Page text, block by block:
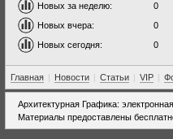
Новых за неделю:
0
Новых вчера:
0
Новых сегодня:
0
Главная | Новости | Статьи | VIP |
Архитектурная Графика:
Материалы предоставлены